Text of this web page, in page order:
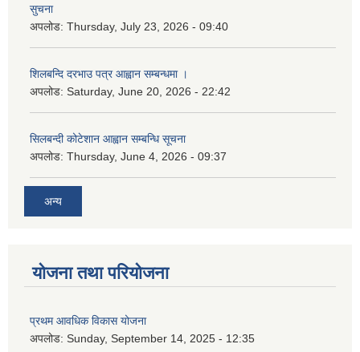
सुचना
अपलोड: Thursday, July 23, 2026 - 09:40
शिलबन्दि दरभाउ पत्र आह्वान सम्बन्धमा ।
अपलोड: Saturday, June 20, 2026 - 22:42
सिलबन्दी कोटेशान आह्वान सम्बन्धि सूचना
अपलोड: Thursday, June 4, 2026 - 09:37
अन्य
योजना तथा परियोजना
प्रथम आवधिक विकास योजना
अपलोड: Sunday, September 14, 2025 - 12:35